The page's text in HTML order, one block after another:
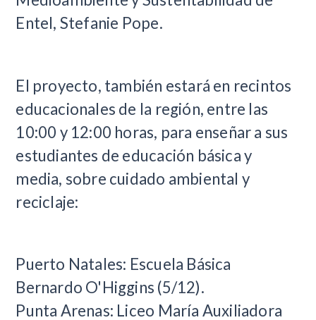
Entel, Stefanie Pope.
El proyecto, también estará en recintos
educacionales de la región, entre las
10:00 y 12:00 horas, para enseñar a sus
estudiantes de educación básica y
media, sobre cuidado ambiental y
reciclaje:
Puerto Natales: Escuela Básica
Bernardo O'Higgins (5/12).
Punta Arenas: Liceo María Auxiliadora